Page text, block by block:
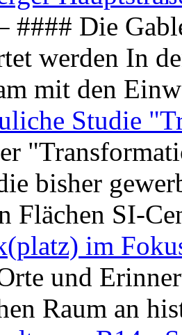
#### Die
werden In
mit den
Studie
bisher
Flächen SI-
im
und
Raum an